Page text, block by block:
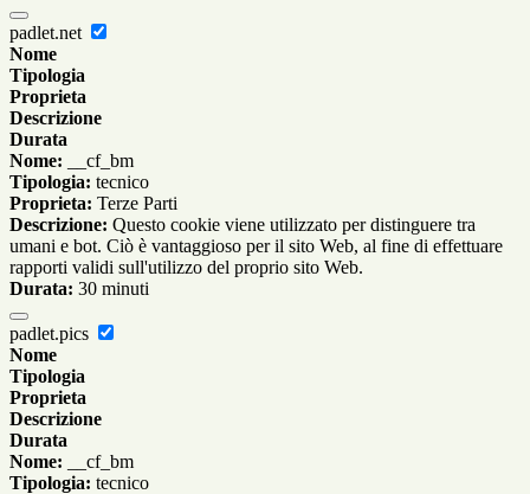
padlet.net
Nome
Tipologia
Proprieta
Descrizione
Durata
Nome: __cf_bm
Tipologia: tecnico
Proprieta: Terze Parti
Descrizione: Questo cookie viene utilizzato per distinguere tra
umani e bot. Ciò è vantaggioso per il sito Web, al fine di effettuare
rapporti validi sull'utilizzo del proprio sito Web.
Durata: 30 minuti
padlet.pics
Nome
Tipologia
Proprieta
Descrizione
Durata
Nome: __cf_bm
Tipologia: tecnico